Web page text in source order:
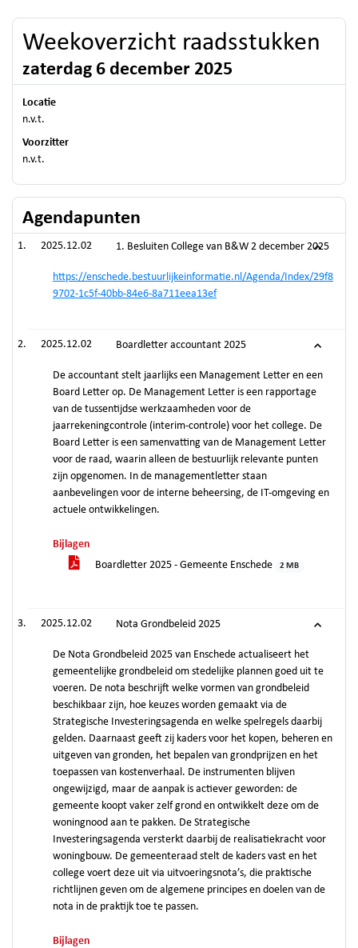
Weekoverzicht raadsstukken
zaterdag 6 december 2025
Locatie
n.v.t.
Voorzitter
n.v.t.
Agendapunten
2025.12.02 1. Besluiten College van B&W 2 december 2025
https://enschede.bestuurlijkeinformatie.nl/Agenda/Index/29f8
9702-1c5f-40bb-84e6-8a711eea13ef
2025.12.02 Boardletter accountant 2025
De accountant stelt jaarlijks een Management Letter en een
Board Letter op. De Management Letter is een rapportage
van de tussentijdse werkzaamheden voor de
jaarrekeningcontrole (interim-controle) voor het college. De
Board Letter is een samenvatting van de Management Letter
voor de raad, waarin alleen de bestuurlijk relevante punten
zijn opgenomen. In de managementletter staan
aanbevelingen voor de interne beheersing, de IT-omgeving en
actuele ontwikkelingen.
Bijlagen
Boardletter 2025 - Gemeente Enschede
2 MB
2025.12.02 Nota Grondbeleid 2025
De Nota Grondbeleid 2025 van Enschede actualiseert het
gemeentelijke grondbeleid om stedelijke plannen goed uit te
voeren. De nota beschrijft welke vormen van grondbeleid
beschikbaar zijn, hoe keuzes worden gemaakt via de
Strategische Investeringsagenda en welke spelregels daarbij
gelden. Daarnaast geeft zij kaders voor het kopen, beheren en
uitgeven van gronden, het bepalen van grondprijzen en het
toepassen van kostenverhaal. De instrumenten blijven
ongewijzigd, maar de aanpak is actiever geworden: de
gemeente koopt vaker zelf grond en ontwikkelt deze om de
woningnood aan te pakken. De Strategische
Investeringsagenda versterkt daarbij de realisatiekracht voor
woningbouw. De gemeenteraad stelt de kaders vast en het
college voert deze uit via uitvoeringsnota’s, die praktische
richtlijnen geven om de algemene principes en doelen van de
nota in de praktijk toe te passen.
Bijlagen